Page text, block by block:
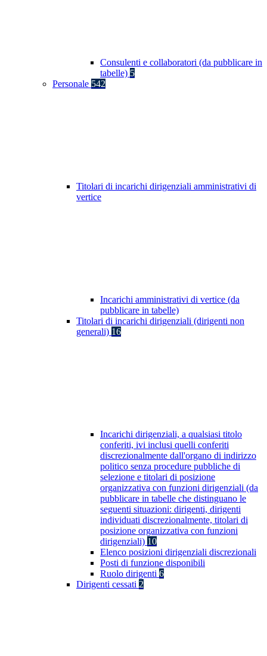
Consulenti e collaboratori (da pubblicare in
tabelle) 5
Personale 542
Titolari di incarichi dirigenziali amministrativi di
vertice
Incarichi amministrativi di vertice (da
pubblicare in tabelle)
Titolari di incarichi dirigenziali (dirigenti non
generali) 16
Incarichi dirigenziali, a qualsiasi titolo
conferiti, ivi inclusi quelli conferiti
discrezionalmente dall'organo di indirizzo
politico senza procedure pubbliche di
selezione e titolari di posizione
organizzativa con funzioni dirigenziali (da
pubblicare in tabelle che distinguano le
seguenti situazioni: dirigenti, dirigenti
individuati discrezionalmente, titolari di
posizione organizzativa con funzioni
dirigenziali) 10
Elenco posizioni dirigenziali discrezionali
Posti di funzione disponibili
Ruolo dirigenti 6
Dirigenti cessati 2